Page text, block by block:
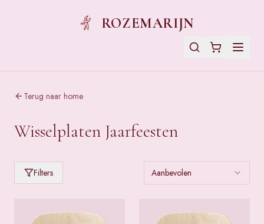
ROZEMARIJN
Terug naar home
Wisselplaten Jaarfeesten
Filters Aanbevolen